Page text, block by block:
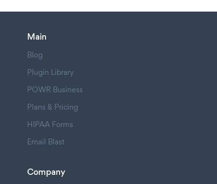
Main
Blog
Plugin Library
POWR Business
Plans & Pricing
HIPAA Forms
Email Blast
Company